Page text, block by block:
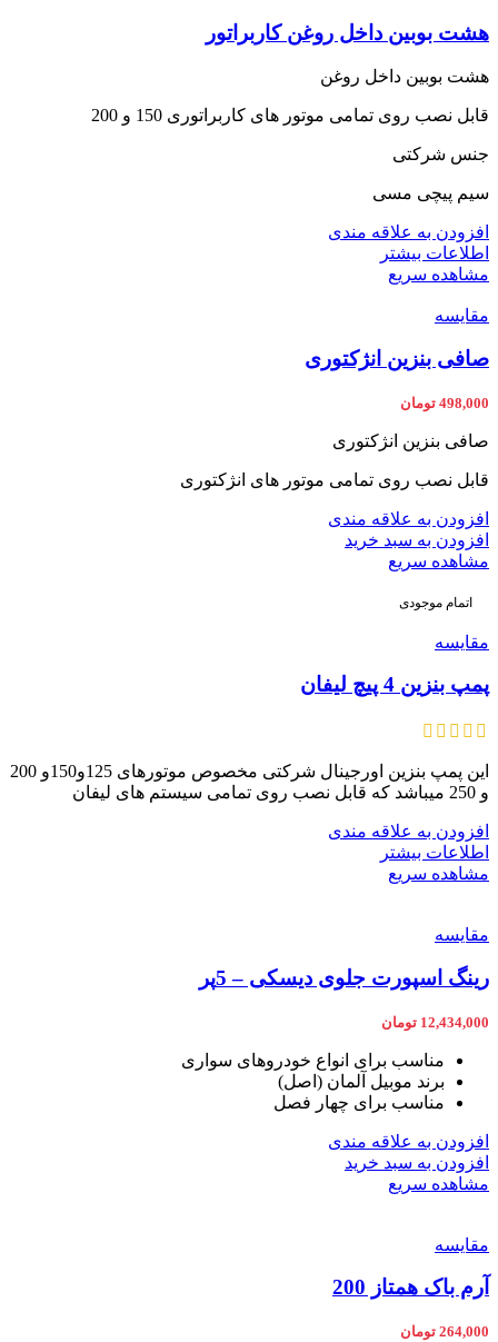
هشت بوبین داخل روغن کاربراتور
هشت بوبین داخل روغن
قابل نصب روی تمامی موتور های کاربراتوری 150 و 200
جنس شرکتی
سیم پیچی مسی
افزودن به علاقه مندی
اطلاعات بیشتر
مشاهده سریع
مقایسه
صافی بنزین انژکتوری
498,000 تومان
صافی بنزین انژکتوری
قابل نصب روی تمامی موتور های انژکتوری
افزودن به علاقه مندی
افزودن به سبد خرید
مشاهده سریع
اتمام موجودی
مقایسه
پمپ بنزین 4 پیچ لیفان
این پمپ بنزین اورجینال شرکتی مخصوص موتورهای 125و150و 200
و 250 میباشد که قابل نصب روی تمامی سیستم های لیفان
افزودن به علاقه مندی
اطلاعات بیشتر
مشاهده سریع
مقایسه
رینگ اسپورت جلوی دیسکی – 5پر
12,434,000 تومان
مناسب برای انواع خودروهای سواری
برند موبیل آلمان (اصل)
مناسب برای چهار فصل
افزودن به علاقه مندی
افزودن به سبد خرید
مشاهده سریع
مقایسه
آرم باک همتاز 200
264,000 تومان